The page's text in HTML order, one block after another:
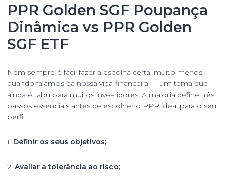
PPR Golden SGF Poupança
Dinâmica vs PPR Golden
SGF ETF
Nem sempre é fácil fazer a escolha certa, muito menos
quando falamos da nossa vida financeira — um tema que
ainda é tabu para muitos investidores. A maioria define três
passos essenciais antes de escolher o PPR ideal para o seu
perfil:
1. Definir os seus objetivos;
2. Avaliar a tolerância ao risco;